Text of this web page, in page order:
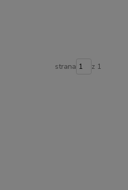
strana z 1